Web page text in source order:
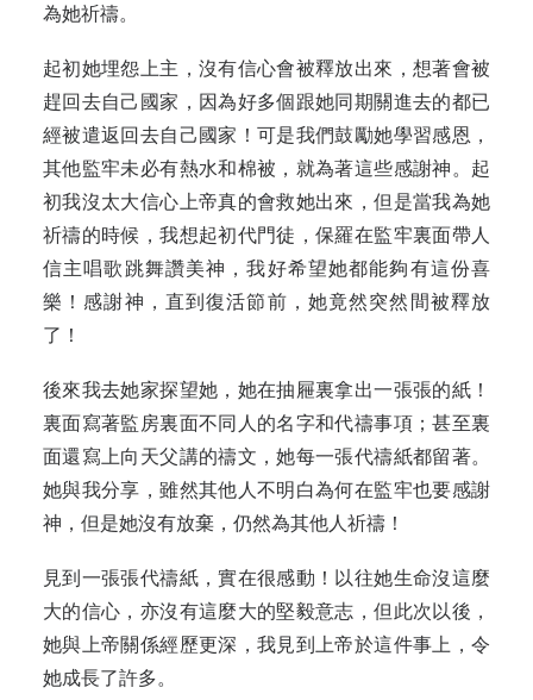
為她祈禱。
起初她埋怨上主，沒有信心會被釋放出來，想著會被
趕回去自己國家，因為好多個跟她同期關進去的都已
經被遣返回去自己國家！可是我們鼓勵她學習感恩，
其他監牢未必有熱水和棉被，就為著這些感謝神。起
初我沒太大信心上帝真的會救她出來，但是當我為她
祈禱的時候，我想起初代門徒，保羅在監牢裏面帶人
信主唱歌跳舞讚美神，我好希望她都能夠有這份喜
樂！感謝神，直到復活節前，她竟然突然間被釋放
了！
後來我去她家探望她，她在抽屜裏拿出一張張的紙！
裏面寫著監房裏面不同人的名字和代禱事項；甚至裏
面還寫上向天父講的禱文，她每一張代禱紙都留著。
她與我分享，雖然其他人不明白為何在監牢也要感謝
神，但是她沒有放棄，仍然為其他人祈禱！
見到一張張代禱紙，實在很感動！以往她生命沒這麼
大的信心，亦沒有這麼大的堅毅意志，但此次以後，
她與上帝關係經歷更深，我見到上帝於這件事上，令
她成長了許多。